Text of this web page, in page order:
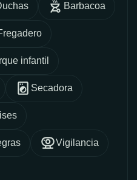
Barbacoa
infantil
Secadora
Vigilancia